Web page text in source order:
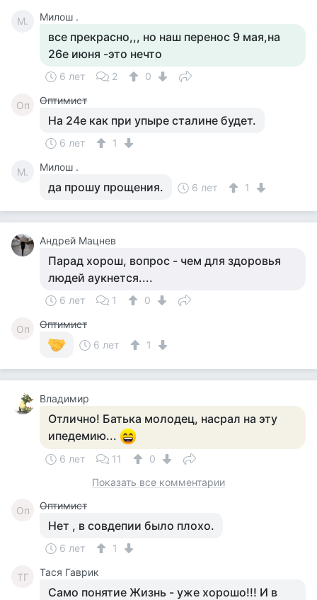
М. Милош .
все прекрасно,,, но наш перенос 9 мая,на
26е июня -это нечто
6 лет 2 0
Оп Оптимист
На 24е как при упыре сталине будет.
6 лет 1
М. Милош .
да прошу прощения. 6 лет 1
Андрей Мацнев
Парад хорош, вопрос - чем для здоровья
людей аукнется....
6 лет 1 0
Оп
Оптимист
6 лет
1
Владимир
Отлично! Батька молодец, насрал на эту
ипедемию...
6 лет 11
0
Показать все комментарии
Оп Оптимист
Нет , в совдепии было плохо.
6 лет 1
ТГ Тася Гаврик
Само понятие Жизнь - уже хорошо!!! И в